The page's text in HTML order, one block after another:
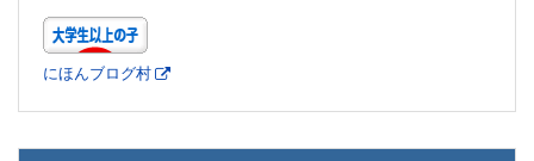
にほんブログ村